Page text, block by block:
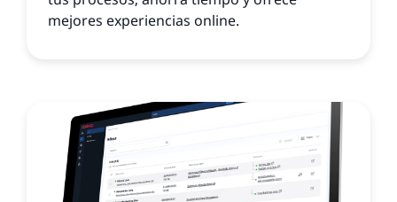
mejores experiencias online.